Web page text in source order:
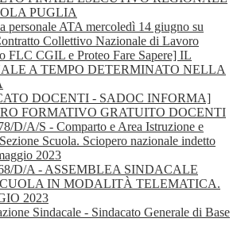
PUGLIA
personale ATA mercoledì 14 giugno su
Collettivo Nazionale di Lavoro
FLC CGIL e Proteo Fare Sapere] IL
A TEMPO DETERMINATO NELLA
DOCENTI - SADOC INFORMA]
FORMATIVO GRATUITO DOCENTI
D/A/S - Comparto e Area Istruzione e
Scuola. Sciopero nazionale indetto
2023
D/A - ASSEMBLEA SINDACALE
IN MODALITÀ TELEMATICA.
2023
Sindacale - Sindacato Generale di Base